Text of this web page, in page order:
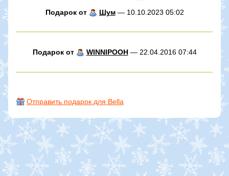
Подарок от Шyм— 10.10.2023 05:02
Подарок от WINNIPOOH— 22.04.2016 07:44
Отправить подарок для Bella